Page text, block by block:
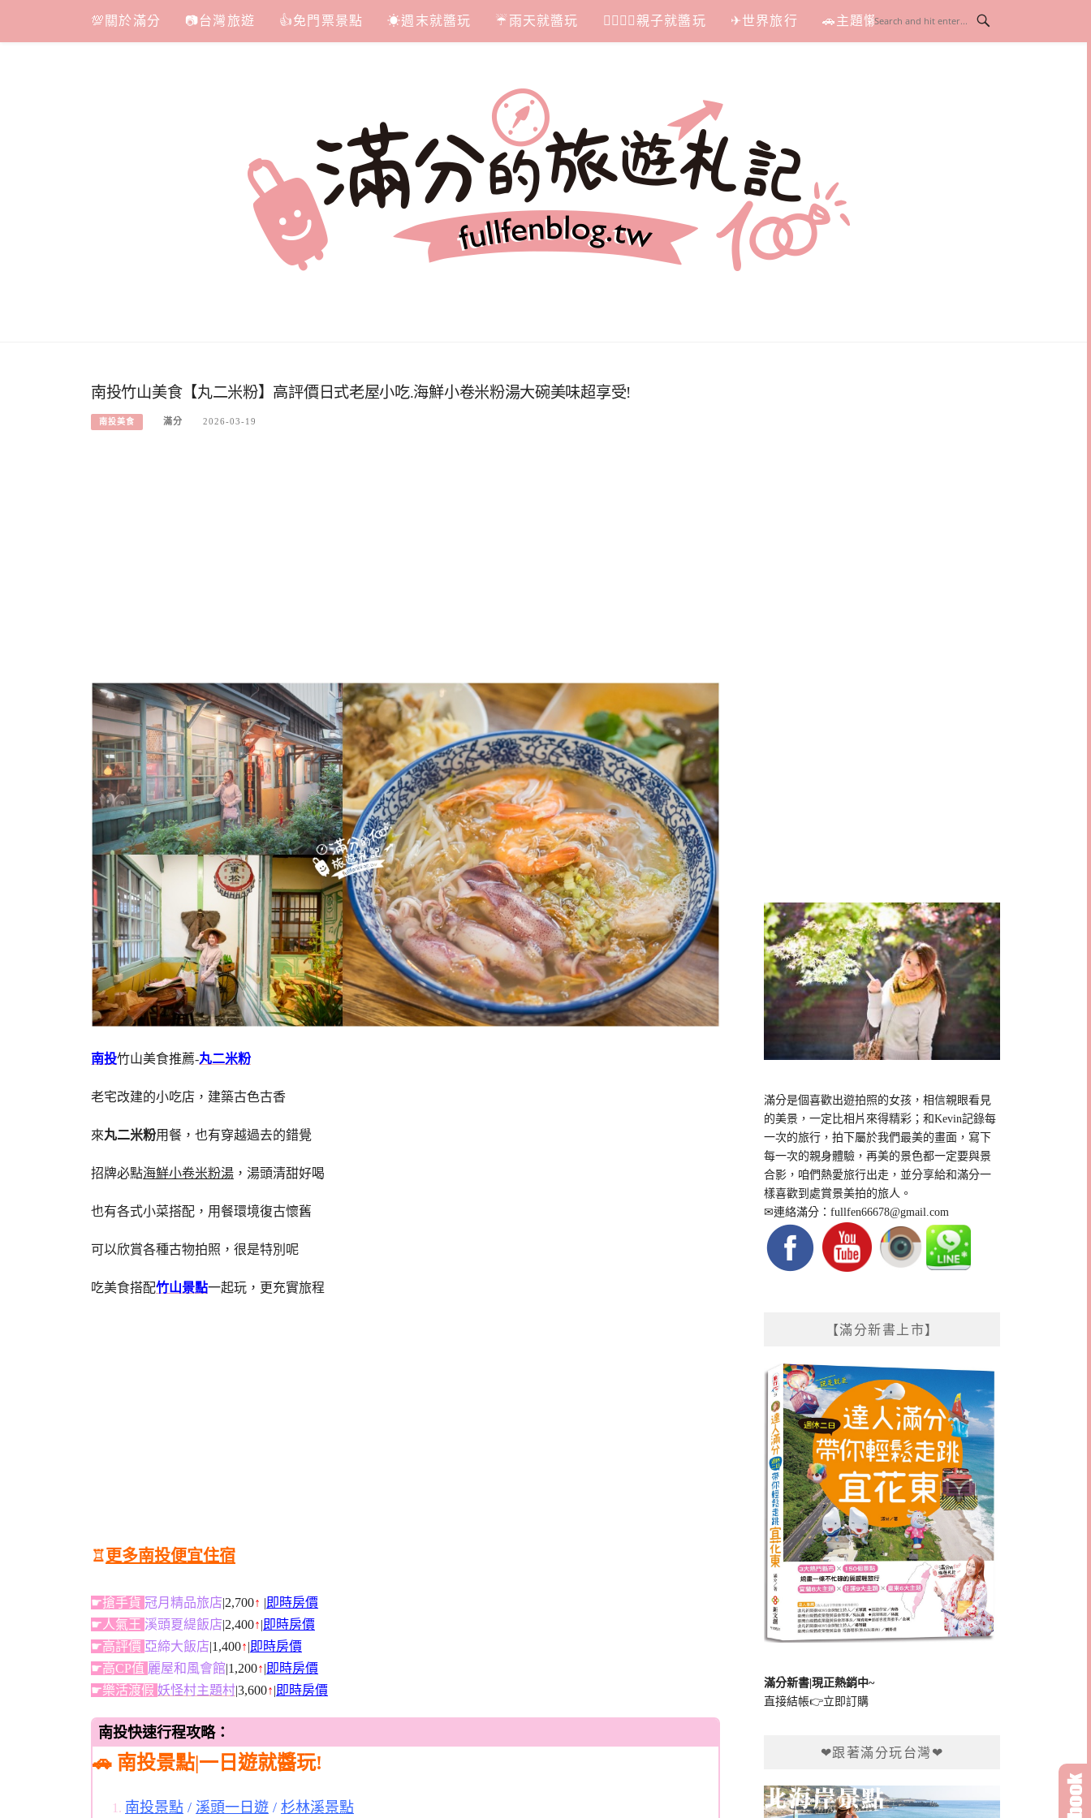
content
💯關於滿分 📷台灣旅遊 👍免門票景點 ☀週末就醬玩 ☔雨天就醬玩 👩‍❤‍💋‍👨親子就醬玩 ✈世界旅行 🚗主題懶人包
南投竹山美食【丸二米粉】高評價日式老屋小吃.海鮮小卷米粉湯大碗美味超享受!
南投美食 滿分 2026-03-19
南投竹山美食推薦-丸二米粉
老宅改建的小吃店，建築古色古香
來丸二米粉用餐，也有穿越過去的錯覺
招牌必點海鮮小卷米粉湯 ，湯頭清甜好喝
也有各式小菜搭配，用餐環境復古懷舊
可以欣賞各種古物拍照，很是特別呢
吃美食搭配竹山景點一起玩，更充實旅程
♖更多南投便宜住宿
☛搶手貨 冠月精品旅店 |2,700↑ 即時房價
☛人氣王 溪頭夏緹飯店 |2,400↑ 即時房價
☛高評價 亞締大飯店 |1,400↑ 即時房價
☛高CP值 麗屋和風會館 |1,200↑ 即時房價
☛樂活渡假 妖怪村主題村|3,600↑ 即時房價
南投快速行程攻略：
🚗 南投景點|一日遊就醬玩!
南投景點 / 溪頭一日遊 / 杉林溪景點
滿分是個喜歡出遊拍照的女孩，相信親眼看見
的美景，一定比相片來得精彩；和Kevin記錄每
一次的旅行，拍下屬於我們最美的畫面，寫下
每一次的親身體驗，再美的景色都一定要與景
合影，咱們熱愛旅行出走，並分享給和滿分一
樣喜歡到處賞景美拍的旅人。
✉連絡滿分：fullfen66678@gmail.com
【滿分新書上市】
滿分新書|現正熱銷中~
直接結帳👉立即訂購
❤跟著滿分玩台灣❤